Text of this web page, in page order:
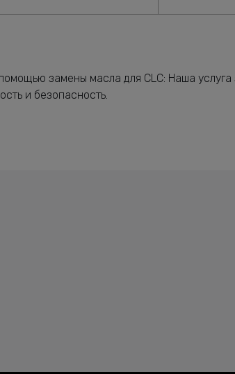
замены масла для CLC: Наша
и безопасность.